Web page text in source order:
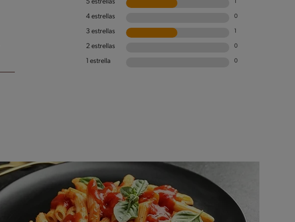
5 estrellas 1
4 estrellas 0
3 estrellas 1
2 estrellas 0
1 estrella 0